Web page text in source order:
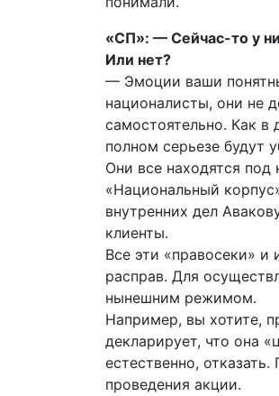
«СП»: — Сейчас-то у
Или нет?
— Эмоции ваши
националисты, они не
самостоятельно. Как в
полном серьезе будут
Они все находятся
«Национальный
внутренних дел
клиенты.
Все эти «правосеки»
расправ. Для
нынешним режимом.
Например, вы хотите,
декларирует, что она
естественно,
проведения акции.